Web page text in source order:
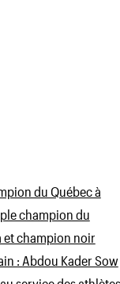
du Québec à
champion du
et champion noir
: Abdou Kader Sow